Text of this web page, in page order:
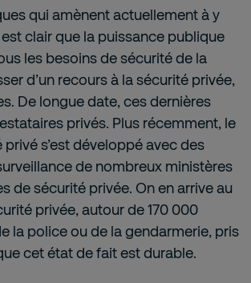
qui amènent actuellement à y
clair que la puissance publique
les besoins de sécurité de la
d’un recours à la sécurité privée,
De longue date, ces dernières
privés. Plus récemment, le
s’est développé avec des
de nombreux ministères
de sécurité privée. On en arrive au
privée, autour de 170 000
la police ou de la gendarmerie, pris
cet état de fait est durable.